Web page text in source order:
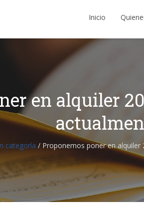
Inicio
en alquiler
categoría /Proponemos poner en alquiler